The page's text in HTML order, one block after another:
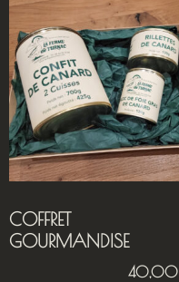
COFFRET
GOURMANDISE
40,00